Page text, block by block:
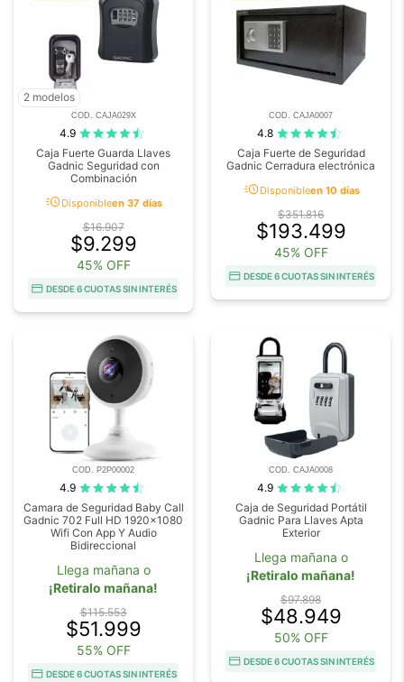
2 modelos
COD. CAJA029X
4.9
Caja Fuerte Guarda Llaves
Gadnic Seguridad con
Combinación
acuteDisponibleen 37 días
$16.907
$9.299
45% OFF
DESDE 6 CUOTAS SIN INTERÉS
COD. CAJA0007
4.8
Caja Fuerte de Seguridad
Gadnic Cerradura electrónica
acuteDisponibleen 10 días
$351.816
$193.499
45% OFF
DESDE 6 CUOTAS SIN INTERÉS
COD. P2P00002
4.9
Camara de Seguridad Baby Call
Gadnic 702 Full HD 1920x1080
Wifi Con App Y Audio
Bidireccional
Llega mañana o
¡Retiralo mañana!
$115.553
$51.999
55% OFF
DESDE 6 CUOTAS SIN INTERÉS
COD. CAJA0008
4.9
Caja de Seguridad Portátil
Gadnic Para Llaves Apta
Exterior
Llega mañana o
¡Retiralo mañana!
$97.898
$48.949
50% OFF
DESDE 6 CUOTAS SIN INTERÉS